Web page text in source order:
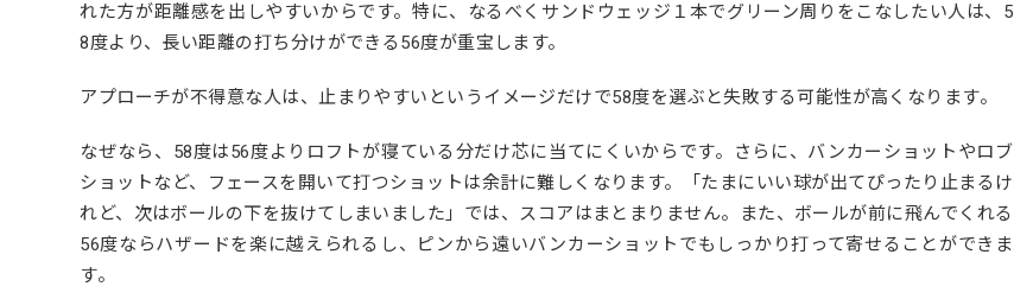
れた方が距離感を出しやすいからです。特に、なるべくサンドウェッジ１本でグリーン周りをこなしたい人は、5
8度より、長い距離の打ち分けができる56度が重宝します。
アプローチが不得意な人は、止まりやすいというイメージだけで58度を選ぶと失敗する可能性が高くなります。
なぜなら、58度は56度よりロフトが寝ている分だけ芯に当てにくいからです。さらに、バンカーショットやロブ
ショットなど、フェースを開いて打つショットは余計に難しくなります。「たまにいい球が出てぴったり止まるけ
れど、次はボールの下を抜けてしまいました」では、スコアはまとまりません。また、ボールが前に飛んでくれる
56度ならハザードを楽に越えられるし、ピンから遠いバンカーショットでもしっかり打って寄せることができま
す。